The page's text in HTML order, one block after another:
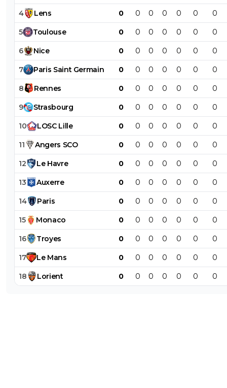
4 Lens 0 0 0 0 0 0 0
5 Toulouse 0 0 0 0 0 0 0
6 Nice 0 0 0 0 0 0 0
7 Paris Saint Germain 0 0 0 0 0 0 0
8 Rennes 0 0 0 0 0 0 0
9 Strasbourg 0 0 0 0 0 0 0
10 LOSC Lille 0 0 0 0 0 0 0
11 Angers SCO 0 0 0 0 0 0 0
12 Le Havre 0 0 0 0 0 0 0
13 Auxerre 0 0 0 0 0 0 0
14 Paris 0 0 0 0 0 0 0
15 Monaco 0 0 0 0 0 0 0
16 Troyes 0 0 0 0 0 0 0
17 Le Mans 0 0 0 0 0 0 0
18 Lorient 0 0 0 0 0 0 0